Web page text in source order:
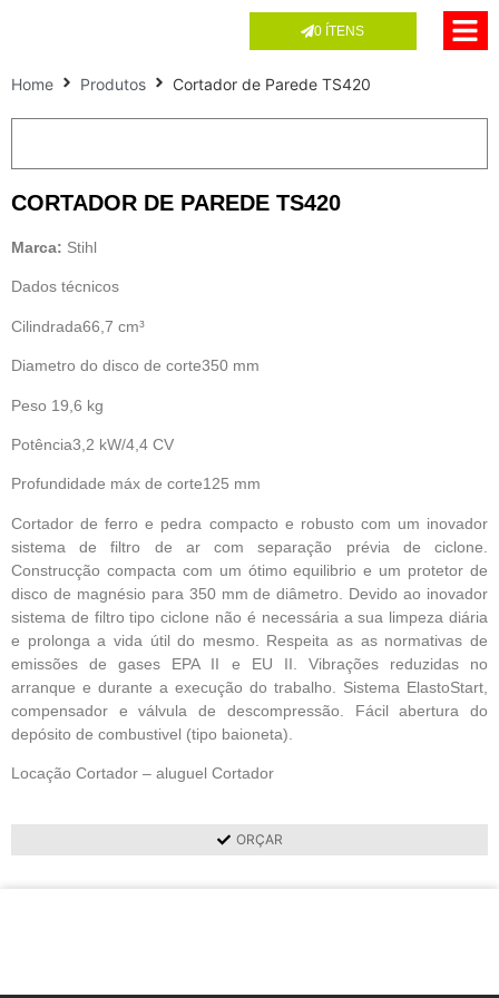
0 ÍTENS
Home Produtos Cortador de Parede TS420
CORTADOR DE PAREDE TS420
Marca: Stihl
Dados técnicos
Cilindrada66,7 cm³
Diametro do disco de corte350 mm
Peso 19,6 kg
Potência3,2 kW/4,4 CV
Profundidade máx de corte125 mm
Cortador de ferro e pedra compacto e robusto com um inovador
sistema de filtro de ar com separação prévia de ciclone.
Construcção compacta com um ótimo equilibrio e um protetor de
disco de magnésio para 350 mm de diâmetro. Devido ao inovador
sistema de filtro tipo ciclone não é necessária a sua limpeza diária
e prolonga a vida útil do mesmo. Respeita as as normativas de
emissões de gases EPA II e EU II. Vibrações reduzidas no
arranque e durante a execução do trabalho. Sistema ElastoStart,
compensador e válvula de descompressão. Fácil abertura do
depósito de combustivel (tipo baioneta).
Locação Cortador – aluguel Cortador
ORÇAR